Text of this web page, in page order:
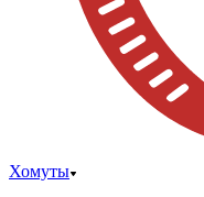
Хомуты